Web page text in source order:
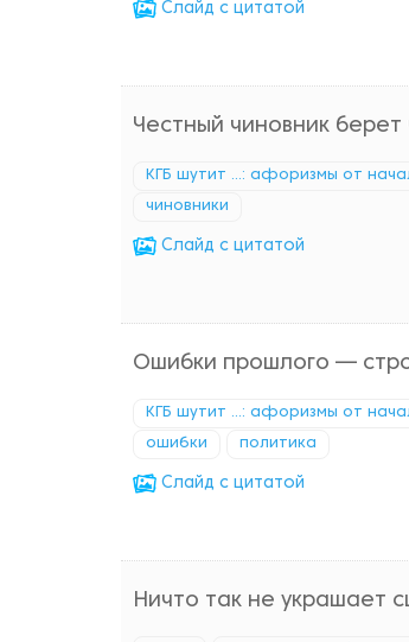
Cлайд с цитатой
Честный чиновник
КГБ шутит ...: афоризмы от
чиновники
Cлайд с цитатой
Ошибки прошлого —
КГБ шутит ...: афоризмы от
ошибки политика
Cлайд с цитатой
Ничто так не украшает